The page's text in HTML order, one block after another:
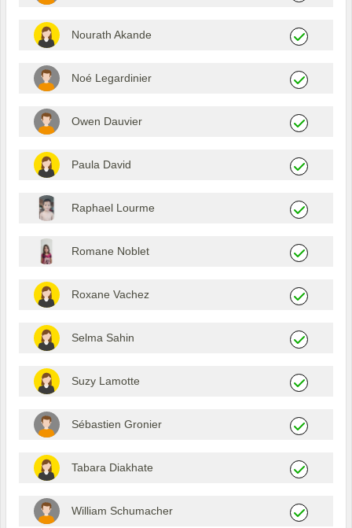
Nourath Akande
Noé Legardinier
Owen Dauvier
Paula David
Raphael Lourme
Romane Noblet
Roxane Vachez
Selma Sahin
Suzy Lamotte
Sébastien Gronier
Tabara Diakhate
William Schumacher